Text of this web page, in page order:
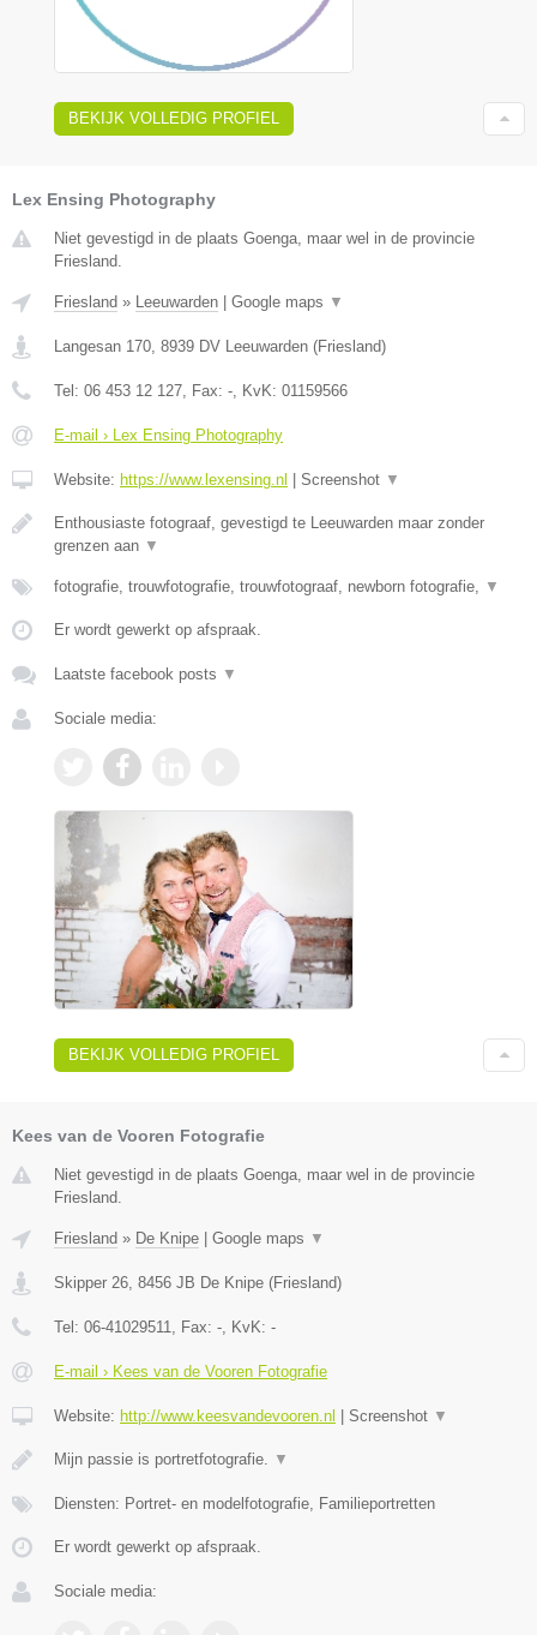
BEKIJK VOLLEDIG PROFIEL
Lex Ensing Photography
Niet gevestigd in de plaats Goenga, maar wel in de provincie
Friesland.
Friesland » Leeuwarden | Google maps ▼
Langesan 170 8939 DV Leeuwarden (Friesland)
Tel: 06 453 12 127 , Fax: - , KvK: 01159566
E-mail › Lex Ensing Photography
Website: https://www.lexensing.nl | Screenshot ▼
Enthousiaste fotograaf, gevestigd te Leeuwarden maar zonder
grenzen aan ▼
fotografie, trouwfotografie, trouwfotograaf, newborn fotografie, ▼
Er wordt gewerkt op afspraak.
Laatste facebook posts ▼
Sociale media:
BEKIJK VOLLEDIG PROFIEL
Kees van de Vooren Fotografie
Niet gevestigd in de plaats Goenga, maar wel in de provincie
Friesland.
Friesland » De Knipe Google maps ▼
Skipper 26, 8456 JB De Knipe (Friesland)
Tel: 06-41029511, Fax: -, KvK: -
E-mail › Kees van de Vooren Fotografie
Website: http://www.keesvandevooren.nl Screenshot ▼
Mijn passie is portretfotografie. ▼
Diensten: Portret- en modelfotografie, Familieportretten
Er wordt gewerkt op afspraak.
Sociale media: